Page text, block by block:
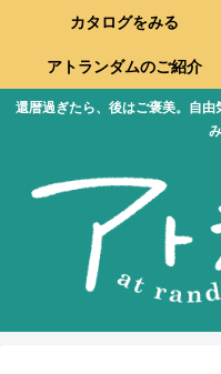
還暦過ぎたら、後はご褒美。自
カタログをみる
アトランダムのご紹介